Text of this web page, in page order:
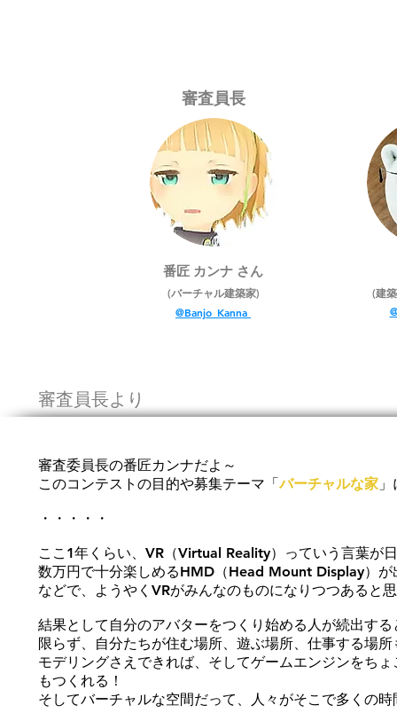
審査員長
番匠 カンナ さん
(バーチャル建築家)
@Banjo_Kanna
(建
​審査員長より
審査委員長の番匠カンナだよ～
このコンテストの目的や募集テーマ「バーチャルな家
・・・・・
ここ1年くらい、VR（Virtual Reality）っていう言葉が
数万円で十分楽しめるHMD（Head Mount Display）
などで、ようやくVRがみんなのものになりつつあると
結果として自分のアバターをつくり始める人が続出す
限らず、自分たちが住む場所、遊ぶ場所、仕事する場
モデリングさえできれば、そしてゲームエンジンをち
もつくれる！
そしてバーチャルな空間だって、人々がそこで多くの